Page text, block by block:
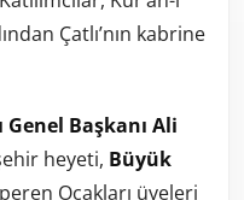
Çatlı’nın kabrine
Başkanı Ali
heyeti, Büyük
Ocakları üyeleri